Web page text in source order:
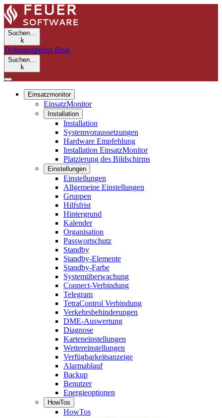
Suchen…
k
Dokumentation Blog
Suchen…
k
Einsatzmonitor
EinsatzMonitor
Installation
Installation
Systemvoraussetzungen
Hardware Empfehlung
Installation EinsatzMonitor
Platzierung des Bildschirms
Einstellungen
Einstellungen
Allgemeine Einstellungen
Gruppen
Hilfsfrist
Hintergrund
Kalender
Organisation
Passwortschutz
Standby
Standby-Elemente
Standby-Farbe
Systemüberwachung
Connect-Verbindung
Telegram
TetraControl Verbindung
Verkehrsbehinderungen
DME-Auswertung
Diagnose
Karteneinstellungen
Wettereinstellungen
Verfügbarkeitsanzeige
Alarmablauf
Backup
Benutzer
Energieoptionen
HowTos
HowTos